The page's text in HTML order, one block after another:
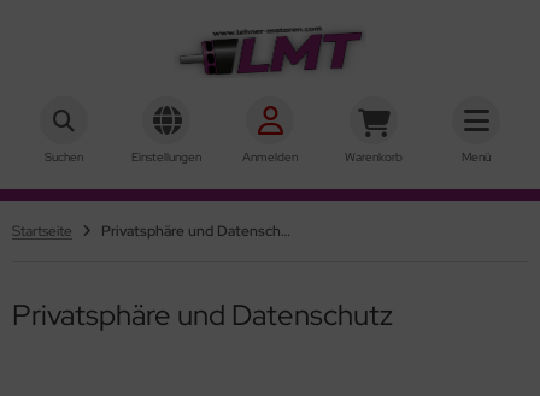
Suchen Einstellungen Anmelden Warenkorb Menü
Startseite Privatsphäre und Datenschutz
Privatsphäre und Datenschutz
Motoren
Motoren
41
70